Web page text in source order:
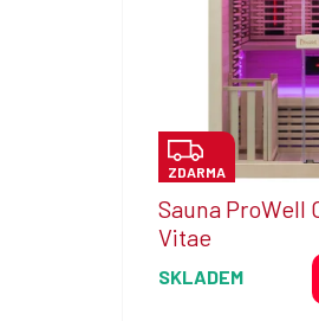
Z
D
A
R
M
ZDARMA
Sauna ProWell
Vitae
SKLADEM